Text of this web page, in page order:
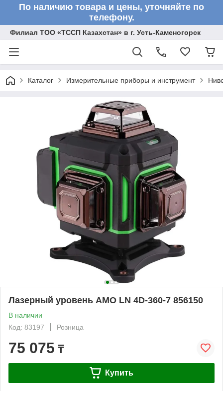
По наличию товара и цены, уточняйте по
телефону.
Филиал ТОО «ТССП Казахстан» в г. Усть-Каменогорск
Каталог Измерительные приборы и инструмент
Лазерный уровень AMO LN 4D-360-7 856150
В наличии
Код: 83197
Розница
75 075 ₸
Купить